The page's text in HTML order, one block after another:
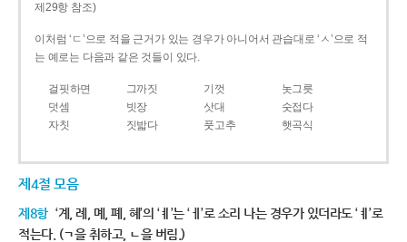
제29항 참조)
이처럼 ‘ㄷ’으로 적을 근거가 있는 경우가 아니어서 관습대로 ‘ㅅ’으로 적
는 예로는 다음과 같은 것들이 있다.
걸핏하면 그까짓 기껏
놋그릇
덧셈
빗장 삿대
숫접다
자칫
짓밟다 풋고추 햇곡식
제4절 모음
제8항 ‘계, 례, 몌, 폐, 혜’의 ‘ㅖ’는 ‘ㅔ’로 소리 나는 경우가 있더라도 ‘ㅖ’로
적는다. (ㄱ을 취하고, ㄴ을 버림.)